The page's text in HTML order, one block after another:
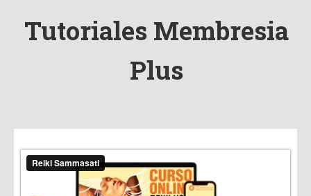
Tutoriales Membresia
Plus